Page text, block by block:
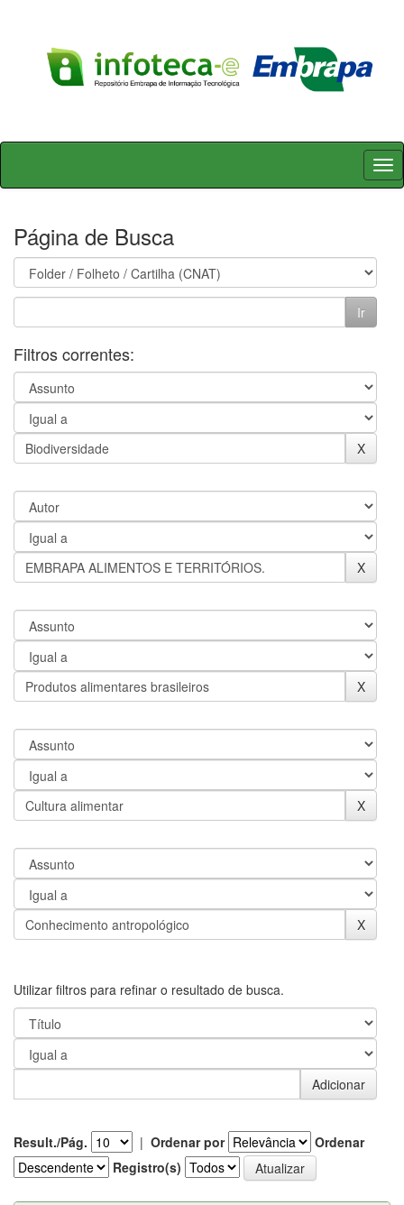
Skip
Página de Busca
Filtros correntes:
Utilizar filtros para refinar o resultado de busca.
Result./Pág. | Ordenar por
Ordenar
Registro(s)